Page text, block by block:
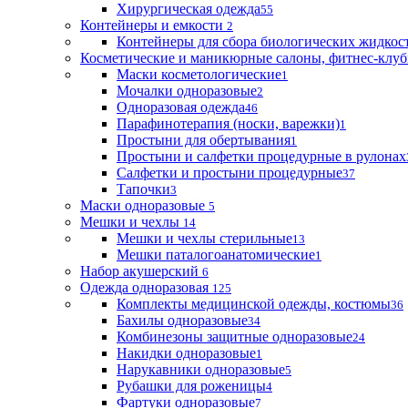
Хирургическая одежда55
Контейнеры и емкости 2
Контейнеры для сбора биологических
Косметические и маникюрные салоны, фитнес-
Маски косметологические1
Мочалки одноразовые2
Одноразовая одежда46
Парафинотерапия (носки, варежки)1
Простыни для обертывания1
Простыни и салфетки процедурные в рулонах
Салфетки и простыни процедурные37
Тапочки3
Маски одноразовые 5
Мешки и чехлы 14
Мешки и чехлы стерильные13
Мешки паталогоанатомические1
Набор акушерский 6
Одежда одноразовая 125
Комплекты медицинской одежды, костюмы36
Бахилы одноразовые34
Комбинезоны защитные одноразовые24
Накидки одноразовые1
Нарукавники одноразовые5
Рубашки для роженицы4
Фартуки одноразовые7